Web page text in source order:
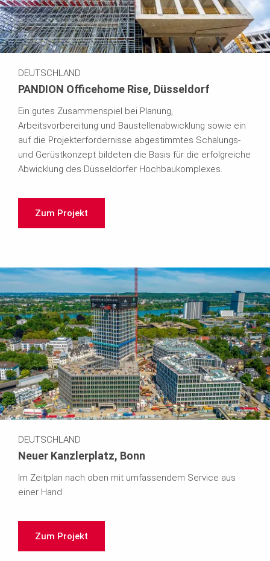
DEUTSCHLAND
PANDION Officehome Rise, Düsseldorf
Ein gutes Zusammenspiel bei Planung,
Arbeitsvorbereitung und Baustellenabwicklung sowie ein
auf die Projekterfordernisse abgestimmtes Schalungs-
und Gerüstkonzept bildeten die Basis für die erfolgreiche
Abwicklung des Düsseldorfer Hochbaukomplexes.
Zum Projekt
DEUTSCHLAND
Neuer Kanzlerplatz, Bonn
Im Zeitplan nach oben mit umfassendem Service aus
einer Hand
Zum Projekt